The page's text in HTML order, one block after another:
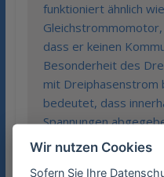
funktioniert ähnlich
dass er keinen
Besonderheit des
mit Dreiphasenstrom
bedeutet, dass
Spannungen
Spannung eine Spule
Wir nutzen Cookies
Sofern Sie Ihre